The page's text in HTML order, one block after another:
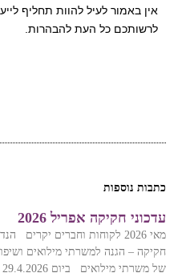
אין באמור לעיל להוות תחליף
לרשותכם כל העת להבהרות.
כתבות נוספות
עדכוני חקיקה אפריל 2026
מאי 2026 לקוחות וחברים יקרים
חקיקה – הגנה למשרתי מילואים
של משרתי מילואים ביום 29.4.2026 פורסם